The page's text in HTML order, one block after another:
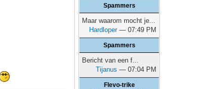
Spammers
Maar waarom mocht je...
Hardloper— 07:49 PM
Spammers
Bericht van een f...
Tijanus — 07:04 PM
Flevo-trike